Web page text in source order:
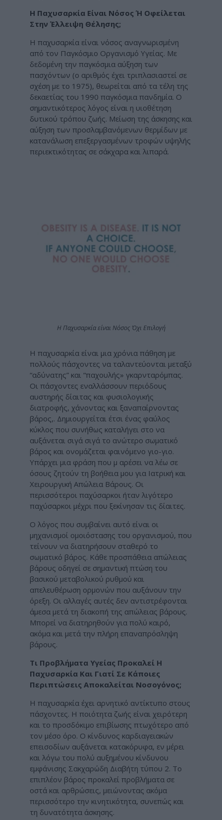
Η Παχυσαρκία Είναι Νόσος Ή Οφείλεται
Στην Έλλειψη Θέλησης;
Η παχυσαρκία είναι νόσος αναγνωρισμένη
από τον Παγκόσμιο Οργανισμό Υγείας. Με
δεδομένη την παγκόσμια αύξηση των
πασχόντων (ο αριθμός έχει τριπλασιαστεί σε
σχέση με το 1975), θεωρείται από τα τέλη της
δεκαετίας του 1990 παγκόσμια πανδημία. Ο
σημαντικότερος λόγος είναι η υιοθέτηση
δυτικού τρόπου ζωής. Μείωση της άσκησης και
αύξηση των προσλαμβανόμενων θερμίδων με
κατανάλωση επεξεργασμένων τροφών υψηλής
περιεκτικότητας σε σάκχαρα και λιπαρά.
Η Παχυσαρκία είναι Νόσος Όχι Επιλογή
Η παχυσαρκία είναι μια χρόνια πάθηση με
πολλούς πάσχοντες να ταλαντεύονται μεταξύ
“αδύνατης” και “παχουλής» γκαρνταρόμπας.
Οι πάσχοντες εναλλάσσουν περιόδους
αυστηρής δίαιτας και φυσιολογικής
διατροφής, χάνοντας και ξαναπαίρνοντας
βάρος,. Δημιουργείται έτσι ένας φαύλος
κύκλος που συνήθως καταλήγει στο να
αυξάνεται σιγά σιγά το ανώτερο σωματικό
βάρος και ονομάζεται φαινόμενο γιο-γιο.
Υπάρχει μια φράση που μ αρέσει να λέω σε
όσους ζητούν τη βοήθεια μου για Ιατρική και
Χειρουργική Απώλεια Βάρους. Οι
περισσότεροι παχύσαρκοι ήταν λιγότερο
παχύσαρκοι μέχρι που ξεκίνησαν τις δίαιτες.
Ο λόγος που συμβαίνει αυτό είναι οι
μηχανισμοί ομοιόστασης του οργανισμού, που
τείνουν να διατηρήσουν σταθερό το
σωματικό βάρος. Κάθε προσπάθεια απώλειας
βάρους οδηγεί σε σημαντική πτώση του
βασικού μεταβολικού ρυθμού και
απελευθέρωση ορμονών που αυξάνουν την
όρεξη. Οι αλλαγές αυτές δεν αντιστρέφονται
άμεσα μετά τη διακοπή της απώλειας βάρους.
Μπορεί να διατηρηθούν για πολύ καιρό,
ακόμα και μετά την πλήρη επαναπρόσληψη
βάρους.
Τι Προβλήματα Υγείας Προκαλεί Η
Παχυσαρκία Και Γιατί Σε Κάποιες
Περιπτώσεις Αποκαλείται Νοσογόνος;
Η παχυσαρκία έχει αρνητικό αντίκτυπο στους
πάσχοντες. Η ποιότητα ζωής είναι χειρότερη
και το προσδόκιμο επιβίωσης πτωχότερο από
τον μέσο όρο. Ο κίνδυνος καρδιαγειακών
επεισοδίων αυξάνεται κατακόρυφα, εν μέρει
και λόγω του πολύ αυξημένου κίνδυνου
εμφάνισης Σακχαρώδη Διαβήτη τύπου 2. Το
επιπλέον βάρος προκαλεί προβλήματα σε
οστά και αρθρώσεις, μειώνοντας ακόμα
περισσότερο την κινητικότητα, συνεπώς και
τη δυνατότητα άσκησης.